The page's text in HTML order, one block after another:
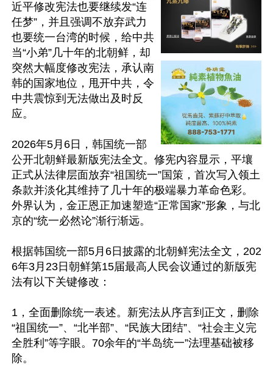
近平修改宪法也要继续发“连
任梦”，并且强调不放弃武力
也要统一台湾的时候，给中共
当“小弟”几十年的北朝鲜，却
突然大幅度修改宪法，承认南
韩的国家地位，甩开中共，令
中共震惊到无法做出及时反
应。
2026年5月6日，韩国统一部
公开北朝鲜最新版宪法全文。修宪内容显示，平壤
正式从法律层面放弃“祖国统一”国策，首次写入领土
条款并淡化其维持了几十年的极端暴力革命色彩。
外界认为，金正恩正加速塑造“正常国家”形象，与北
京的“统一必然论”渐行渐远。
根据韩国统一部5月6日披露的北朝鲜宪法全文，202
6年3月23日朝鲜第15届最高人民会议通过的新版宪
法有以下关键修改：
1，全面删除统一表述。新宪法从序言到正文，删除
“祖国统一”、“北半部”、“民族大团结”、“社会主义完
全胜利”等字眼。70余年的“半岛统一”法理基础被移
除。